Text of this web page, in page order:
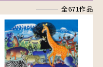
全671作品